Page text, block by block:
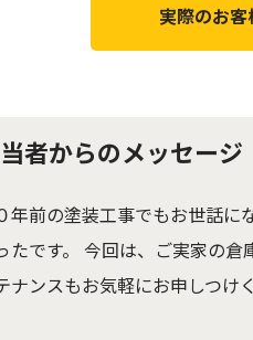
実際のお
者からのメッセージ
年前の塗装工事でもお世話
たです。 今回は、ご実家の
ナンスもお気軽にお申しつけ